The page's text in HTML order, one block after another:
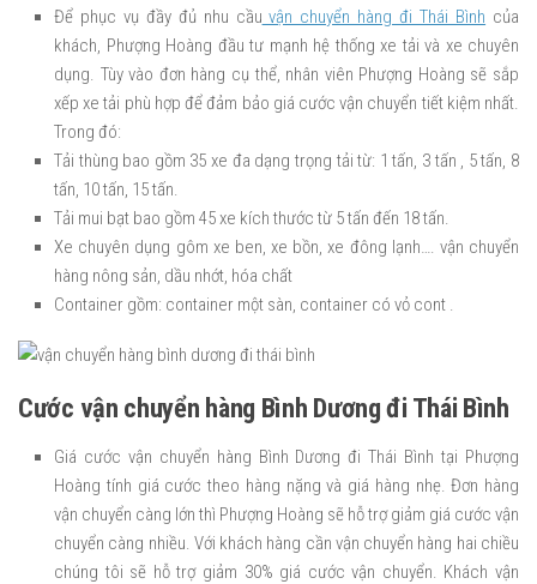
Để phục vụ đầy đủ nhu cầu vận chuyển hàng đi Thái Bình của
khách, Phượng Hoàng đầu tư mạnh hệ thống xe tải và xe chuyên
dụng. Tùy vào đơn hàng cụ thể, nhân viên Phượng Hoàng sẽ sắp
xếp xe tải phù hợp để đảm bảo giá cước vận chuyển tiết kiệm nhất.
Trong đó:
Tải thùng bao gồm 35 xe đa dạng trọng tải từ: 1 tấn, 3 tấn , 5 tấn, 8
tấn, 10 tấn, 15 tấn.
Tải mui bạt bao gồm 45 xe kích thước từ 5 tấn đến 18 tấn.
Xe chuyên dụng gôm xe ben, xe bồn, xe đông lạnh…. vận chuyển
hàng nông sản, dầu nhớt, hóa chất
Container gồm: container một sàn, container có vỏ cont .
Cước vận chuyển hàng Bình Dương đi Thái Bình
Giá cước vận chuyển hàng Bình Dương đi Thái Bình tại Phượng
Hoàng tính giá cước theo hàng nặng và giá hàng nhẹ. Đơn hàng
vận chuyển càng lớn thì Phượng Hoàng sẽ hỗ trợ giảm giá cước vận
chuyển càng nhiều. Với khách hàng cần vận chuyển hàng hai chiều
chúng tôi sẽ hỗ trợ giảm 30% giá cước vận chuyển. Khách vận